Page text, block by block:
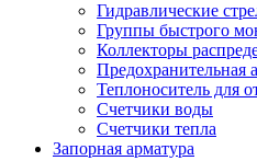
Гидравлические
Группы быстрого
Коллекторы
Предохранительная
Теплоноситель для
Счетчики воды
Счетчики тепла
Запорная арматура